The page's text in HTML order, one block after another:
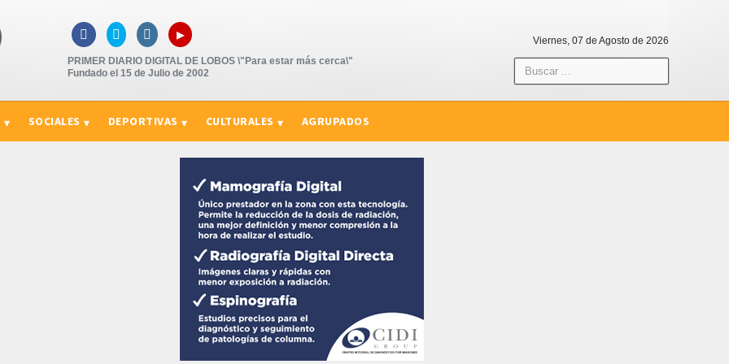
   ▸
PRIMER DIARIO DIGITAL DE LOBOS \"Para estar más cerca\"
Fundado el 15 de Julio de 2002
Viernes, 07 de Agosto de 2026
SOCIALES DEPORTIVAS CULTURALES AGRUPADOS